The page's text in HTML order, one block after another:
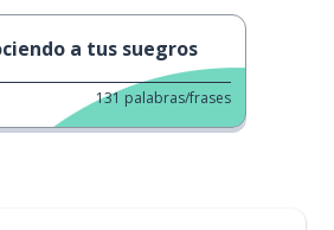
a tus suegros
131 palabras/frases